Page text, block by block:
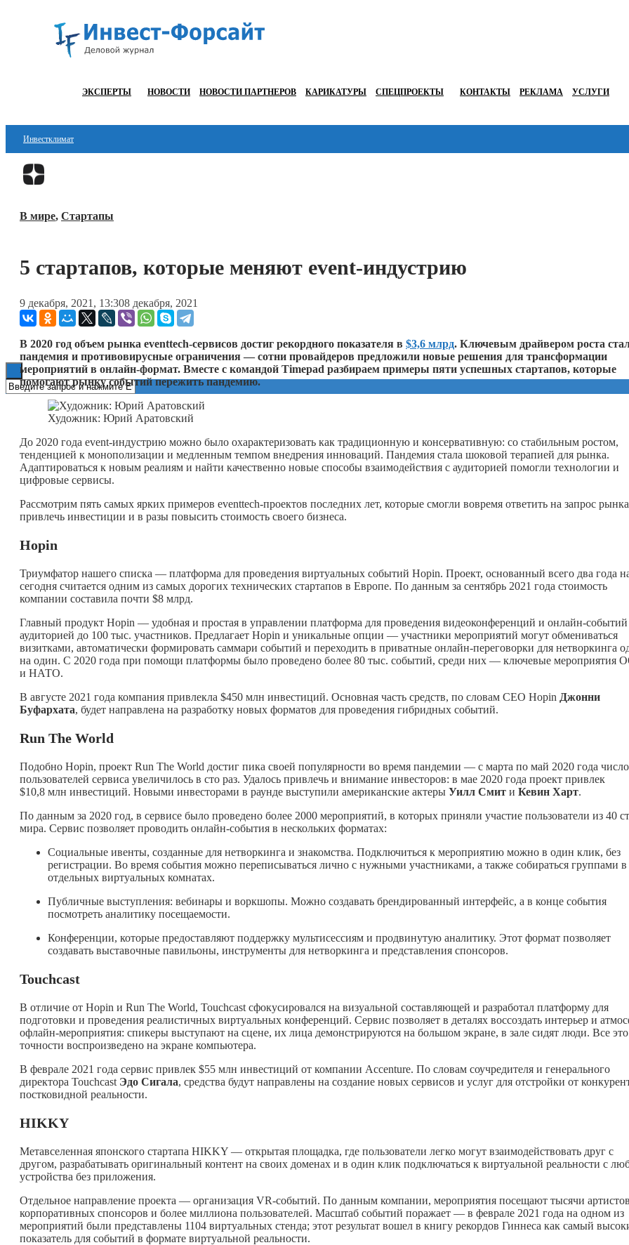
ЭКСПЕРТЫ НОВОСТИ НОВОСТИ ПАРТНЕРОВ КАРИКАТУРЫ СПЕЦПРОЕКТЫ КОНТАКТЫ РЕКЛАМА УСЛУГИ
Инвестклимат
Финансы
Блокчейн
ESG
В мире, Стартапы
5 стартапов, которые меняют event-индустрию
9 декабря, 2021, 13:308 декабря, 2021
В 2020 год объем рынка eventtech-сервисов достиг рекордного показателя в $3,6 млрд. Ключевым драйвером роста
пандемия и противовирусные ограничения — сотни провайдеров предложили новые решения для трансформации
мероприятий в онлайн-формат. Вместе с командой Timepad разбираем примеры пяти успешных стартапов, которые
помогают рынку событий пережить пандемию.
Художник: Юрий Аратовский
До 2020 года event-индустрию можно было охарактеризовать как традиционную и консервативную: со стабильным ростом,
тенденцией к монополизации и медленным темпом внедрения инноваций. Пандемия стала шоковой терапией для рынка.
Адаптироваться к новым реалиям и найти качественно новые способы взаимодействия с аудиторией помогли технологии и
цифровые сервисы.
Рассмотрим пять самых ярких примеров eventtech-проектов последних лет, которые смогли вовремя ответить на запрос
привлечь инвестиции и в разы повысить стоимость своего бизнеса.
Hopin
Триумфатор нашего списка — платформа для проведения виртуальных событий Hopin. Проект, основанный всего два года
сегодня считается одним из самых дорогих технических стартапов в Европе. По данным за сентябрь 2021 года стоимость
компании составила почти $8 млрд.
Главный продукт Hopin — удобная и простая в управлении платформа для проведения видеоконференций и онлайн-событий
аудиторией до 100 тыс. участников. Предлагает Hopin и уникальные опции — участники мероприятий могут обмениваться
визитками, автоматически формировать саммари событий и переходить в приватные онлайн-переговорки для нетворкинга
на один. С 2020 года при помощи платформы было проведено более 80 тыс. событий, среди них — ключевые мероприятия
и НАТО.
В августе 2021 года компания привлекла $450 млн инвестиций. Основная часть средств, по словам CEO Hopin Джонни
Буфархата, будет направлена на разработку новых форматов для проведения гибридных событий.
Run The World
Подобно Hopin, проект Run The World достиг пика своей популярности во время пандемии — с марта по май 2020 года число
пользователей сервиса увеличилось в сто раз. Удалось привлечь и внимание инвесторов: в мае 2020 года проект привлек
$10,8 млн инвестиций. Новыми инвесторами в раунде выступили американские актеры Уилл Смит и Кевин Харт.
По данным за 2020 год, в сервисе было проведено более 2000 мероприятий, в которых приняли участие пользователи из 40
мира. Сервис позволяет проводить онлайн-события в нескольких форматах:
Социальные ивенты, созданные для нетворкинга и знакомства. Подключиться к мероприятию можно в один клик, без
регистрации. Во время события можно переписываться лично с нужными участниками, а также собираться группами в
отдельных виртуальных комнатах.
Публичные выступления: вебинары и воркшопы. Можно создавать брендированный интерфейс, а в конце события
посмотреть аналитику посещаемости.
Конференции, которые предоставляют поддержку мультисессиям и продвинутую аналитику. Этот формат позволяет
создавать выставочные павильоны, инструменты для нетворкинга и представления спонсоров.
Touchcast
В отличие от Hopin и Run The World, Touchcast сфокусировался на визуальной составляющей и разработал платформу для
подготовки и проведения реалистичных виртуальных конференций. Сервис позволяет в деталях воссоздать интерьер и
офлайн-мероприятия: спикеры выступают на сцене, их лица демонстрируются на большом экране, в зале сидят люди. Все
точности воспроизведено на экране компьютера.
В феврале 2021 года сервис привлек $55 млн инвестиций от компании Accenture. По словам соучредителя и генерального
директора Touchcast Эдо Сигала, средства будут направлены на создание новых сервисов и услуг для отстройки от
постковидной реальности.
HIKKY
Метавселенная японского стартапа HIKKY — открытая площадка, где пользователи легко могут взаимодействовать друг с
другом, разрабатывать оригинальный контент на своих доменах и в один клик подключаться к виртуальной реальности с
устройства без приложения.
Отдельное направление проекта — организация VR-событий. По данным компании, мероприятия посещают тысячи
корпоративных спонсоров и более миллиона пользователей. Масштаб событий поражает — в феврале 2021 года на одном из
мероприятий были представлены 1104 виртуальных стенда; этот результат вошел в книгу рекордов Гиннеса как самый
показатель для событий в формате виртуальной реальности.